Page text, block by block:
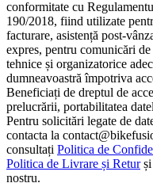
conformitate cu
190/2018, fiind utilizate
facturare, asistență post-
expres, pentru comunicări
tehnice și organizatorice
dumneavoastră împotriva
Beneficiați de dreptul de
prelucrării, portabilitatea
Pentru solicitări legate de
contacta la
consultați Politica de
Politica de Livrare și Returși
nostru.